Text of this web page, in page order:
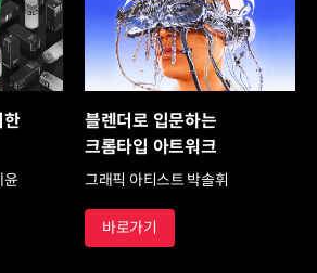
한
윤
블렌더로 입문하는
크롬타입 아트워크
그래픽 아티스트 박솔휘
바로가기